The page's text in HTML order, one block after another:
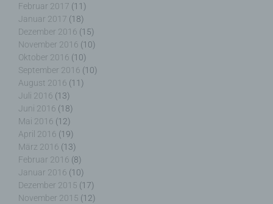
Februar 2017 (11)
Januar 2017 (18)
Dezember 2016 (15)
November 2016 (10)
Oktober 2016 (10)
September 2016 (10)
August 2016 (11)
Juli 2016 (13)
Juni 2016 (18)
Mai 2016 (12)
April 2016 (19)
März 2016 (13)
Februar 2016 (8)
Januar 2016 (10)
Dezember 2015 (17)
November 2015 (12)
h) Auftragsverarbeiter
Auftragsverarbeiter ist eine natürliche oder
juristische Person, Behörde, Einrichtung oder
andere Stelle, die personenbezogene Daten im
Auftrag des Verantwortlichen verarbeitet.
i) Empfänger
Empfänger ist eine natürliche oder juristische
Person, Behörde, Einrichtung oder andere Stelle,
der personenbezogene Daten offengelegt werden,